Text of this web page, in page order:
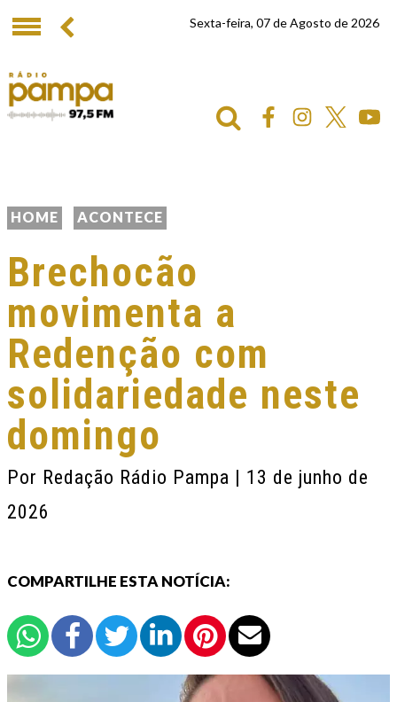
Sexta-feira, 07 de Agosto de 2026
HOME ACONTECE
Brechocão
movimenta a
Redenção com
solidariedade neste
domingo
Por Redação Rádio Pampa | 13 de junho de
2026
COMPARTILHE ESTA NOTÍCIA: